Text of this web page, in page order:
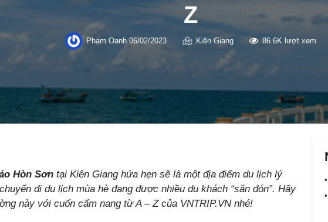
Z
Phạm Oanh 06/02/2023 Kiên Giang 86.6K lượt xem
Hòn Sơn tại Kiên Giang hứa hẹn sẽ là một địa điểm du lịch lý
đi du lịch mùa hè đang được nhiều du khách “săn đón”. Hãy
này với cuốn cẩm nang từ A – Z của VNTRIP.VN nhé!